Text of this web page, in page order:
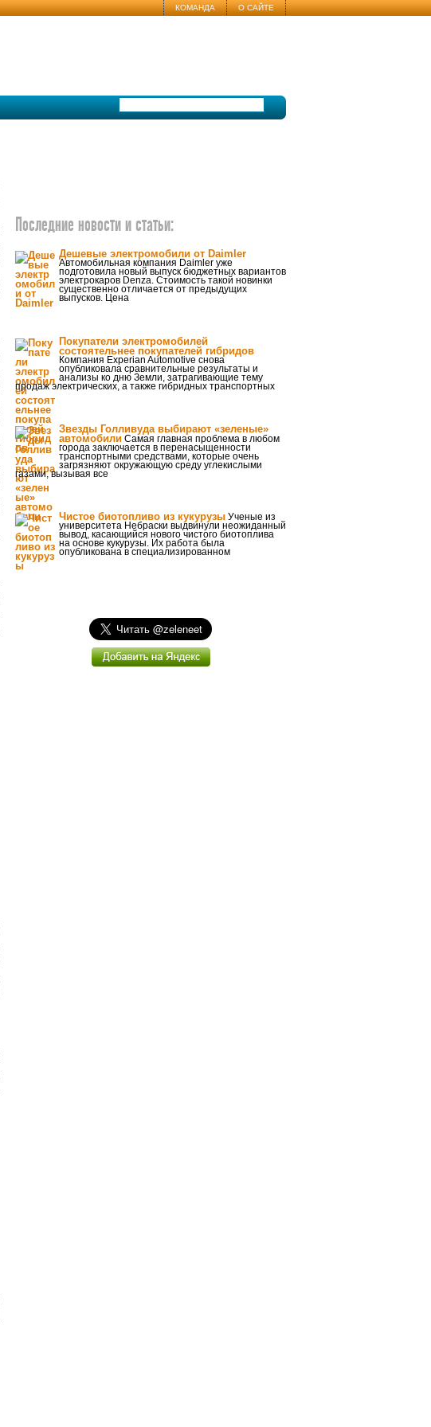
КОМАНДА О САЙТЕ
Последние новости и статьи:
Дешевые электромобили от Daimler
Автомобильная компания Daimler уже
подготовила новый выпуск бюджетных вариантов
электрокаров Denza. Стоимость такой новинки
существенно отличается от предыдущих
выпусков. Цена
Покупатели электромобилей
состоятельнее покупателей гибридов
Компания Experian Automotive снова
опубликовала сравнительные результаты и
анализы ко дню Земли, затрагивающие тему
продаж электрических, а также гибридных транспортных
Звезды Голливуда выбирают «зеленые»
автомобили Самая главная проблема в любом
города заключается в перенасыщенности
транспортными средствами, которые очень
загрязняют окружающую среду углекислыми
газами, вызывая все
Чистое биотопливо из кукурузы Ученые из
университета Небраски выдвинули неожиданный
вывод, касающийся нового чистого биотоплива
на основе кукурузы. Их работа была
опубликована в специализированном